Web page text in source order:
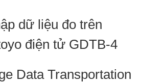
dữ liệu đo trên
điện tử GDTB-4
Data Transportation